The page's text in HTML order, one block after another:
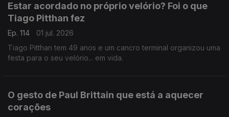
Estar acordado no próprio velório? Foi o que
Tiago Pitthan fez
Ep. 114
01 jul. 2026
Tiago Pitthan tem 49 anos e um cancro terminal organizou uma
festa para o seu velório... em vida.
O gesto de Paul Brittain que está a aquecer
corações